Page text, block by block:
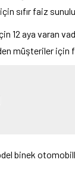
sıfır faiz
12 aya varan
müşteriler için
binek